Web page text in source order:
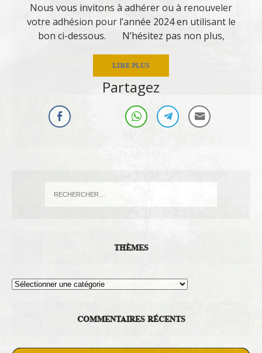
Nous vous invitons à adhérer ou à renouveler
votre adhésion pour l’année 2024 en utilisant le
bon ci-dessous. N’hésitez pas non plus,
LIRE PLUS
Partagez
THÈMES
Thèmes
COMMENTAIRES RÉCENTS